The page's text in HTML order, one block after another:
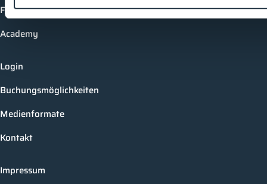
Future-Faces
Academy
Login
Buchungsmöglichkeiten
Medienformate
Kontakt
Impressum